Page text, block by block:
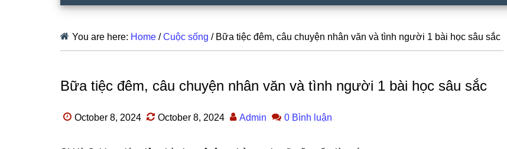
You are here: Home / Cuộc sống /Bữa tiệc đêm, câu chuyện nhân văn và tình người 1 bài học sâu sắc
Bữa tiệc đêm, câu chuyện nhân văn và tình người 1 bài học sâu sắc
October 8, 2024 October 8, 2024 Admin 0 Bình luận